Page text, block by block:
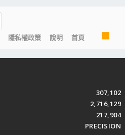
隱私權政策 說明 首頁
S
307,102
2,716,129
217,904
PRECISION